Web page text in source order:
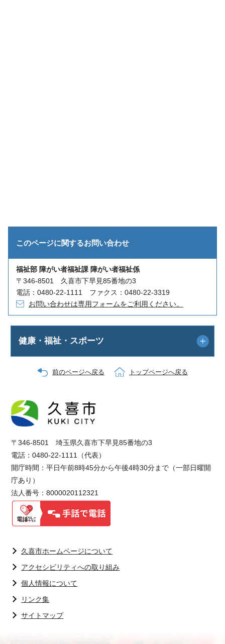
このページに関するお問い合わせ
福祉部 障がい者福祉課 障がい者福祉係
〒346-8501 久喜市下早見85番地の3
電話：0480-22-1111 ファクス：0480-22-3319
お問い合わせは専用フォームをご利用ください。
健康・福祉・スポーツ
前のページへ戻る トップページへ戻る
〒346-8501 埼玉県久喜市下早見85番地の3
電話：0480-22-1111（代表）
開庁時間：平日午前8時45分から午後4時30分まで（一部日曜開
庁あり）
法人番号：8000020112321
久喜市ホームページについて
アクセシビリティへの取り組み
個人情報について
リンク集
サイトマップ